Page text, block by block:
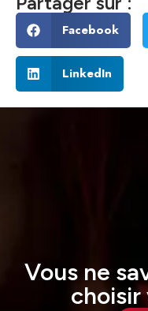
Facebook
LinkedIn
Vous ne